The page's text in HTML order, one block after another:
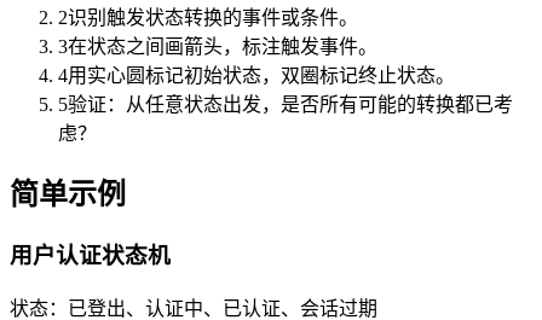
2识别触发状态转换的事件或条件。
3在状态之间画箭头，标注触发事件。
4用实心圆标记初始状态，双圈标记终止状态。
5验证：从任意状态出发，是否所有可能的转换都已考
虑？
简单示例
用户认证状态机
状态：已登出、认证中、已认证、会话过期